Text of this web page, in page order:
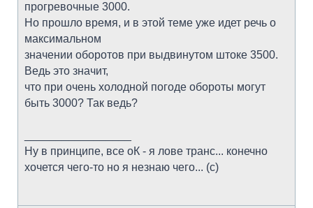
прогревочные 3000.
Но прошло время, и в этой теме уже идет речь о
максимальном
значении оборотов при выдвинутом штоке 3500.
Ведь это значит,
что при очень холодной погоде обороты могут
быть 3000? Так ведь?
Ну в принципе, все оК - я лове транс... конечно
хочется чего-то но я незнаю чего... (с)